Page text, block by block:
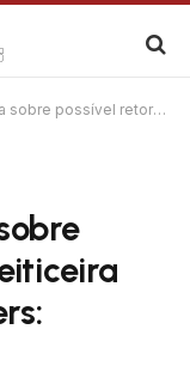
Feiticeira Escarlate em Avengers: Doomsday